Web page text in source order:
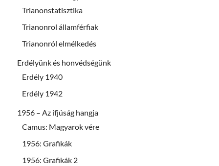
Trianonstatisztika
Trianonrol államférfiak
Trianonról elmélkedés
Erdélyünk és honvédségünk
Erdély 1940
Erdély 1942
1956 – Az ifjúság hangja
Camus: Magyarok vére
1956: Grafikák
1956: Grafikák 2